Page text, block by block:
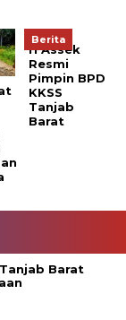
Berita
H Assek
Resmi
Pimpin BPD
KKSS
Tanjab
Barat
Barat